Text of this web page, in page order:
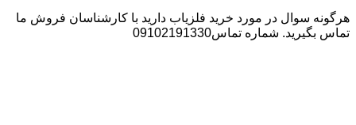
هرگونه سوال در مورد خرید فلزیاب دارید با کارشناسان فروش ما
تماس بگیرید. شماره تماس09102191330